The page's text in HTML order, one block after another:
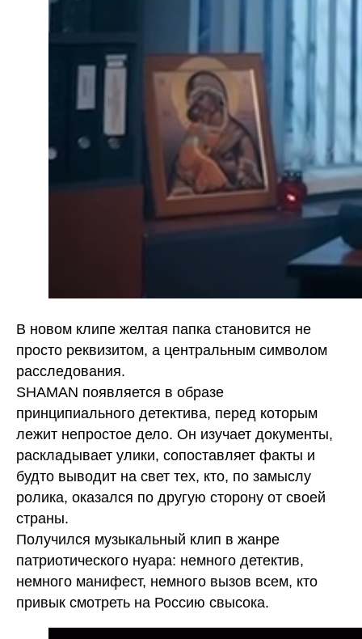
В новом клипе желтая папка становится не
просто реквизитом, а центральным символом
расследования.
SHAMAN появляется в образе
принципиального детектива, перед которым
лежит непростое дело. Он изучает документы,
раскладывает улики, сопоставляет факты и
будто выводит на свет тех, кто, по замыслу
ролика, оказался по другую сторону от своей
страны.
Получился музыкальный клип в жанре
патриотического нуара: немного детектив,
немного манифест, немного вызов всем, кто
привык смотреть на Россию свысока.